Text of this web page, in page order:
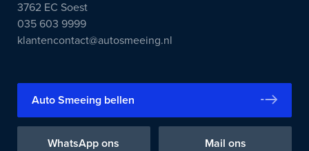
3762 EC Soest
035 603 9999
klantencontact@autosmeeing.nl
Auto Smeeing bellen
WhatsApp ons Mail ons